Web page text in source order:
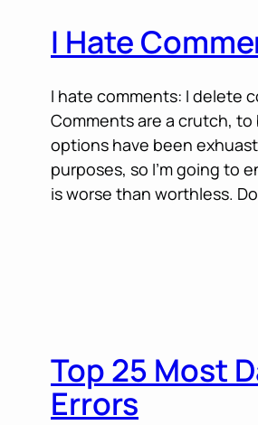
I Hate
I hate comments: I delete
Comments are a crutch,
options have been
purposes, so I’m going to
is worse than worthless.
Top 25 Most
Errors